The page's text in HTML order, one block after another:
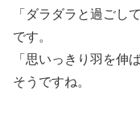
「ダラダラと過ごし
です。
「思いっきり羽を伸
そうですね。